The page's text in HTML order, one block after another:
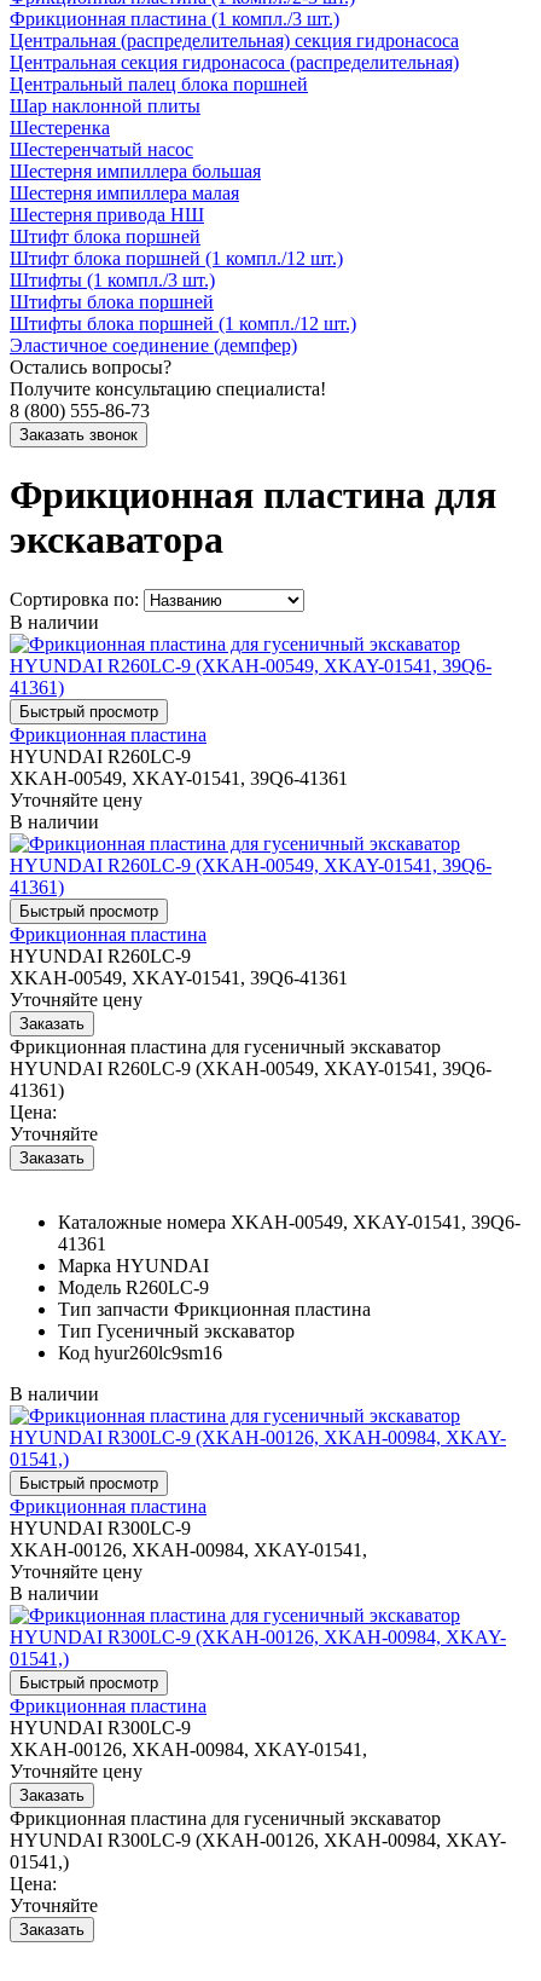
Фрикционная пластина (1 компл./3 шт.)
Центральная (распределительная) секция гидронасоса
Центральная секция гидронасоса (распределительная)
Центральный палец блока поршней
Шар наклонной плиты
Шестеренка
Шестеренчатый насос
Шестерня импиллера большая
Шестерня импиллера малая
Шестерня привода НШ
Штифт блока поршней
Штифт блока поршней (1 компл./12 шт.)
Штифты (1 компл./3 шт.)
Штифты блока поршней
Штифты блока поршней (1 компл./12 шт.)
Эластичное соединение (демпфер)
Остались вопросы?
Получите консультацию специалиста!
8 (800) 555-86-73
Фрикционная пластина для
экскаватора
Сортировка по:
В наличии
Фрикционная пластина
HYUNDAI R260LC-9
XKAH-00549, XKAY-01541, 39Q6-41361
Уточняйте цену
В наличии
Фрикционная пластина
HYUNDAI R260LC-9
XKAH-00549, XKAY-01541, 39Q6-41361
Уточняйте цену
Фрикционная пластина для гусеничный экскаватор
HYUNDAI R260LC-9 (XKAH-00549, XKAY-01541, 39Q6-
41361)
Цена:
Уточняйте
Каталожные номера XKAH-00549, XKAY-01541, 39Q6-
41361
Марка HYUNDAI
Модель R260LC-9
Тип запчасти Фрикционная пластина
Тип Гусеничный экскаватор
Код hyur260lc9sm16
В наличии
Фрикционная пластина
HYUNDAI R300LC-9
XKAH-00126, XKAH-00984, XKAY-01541,
Уточняйте цену
В наличии
Фрикционная пластина
HYUNDAI R300LC-9
XKAH-00126, XKAH-00984, XKAY-01541,
Уточняйте цену
Фрикционная пластина для гусеничный экскаватор
HYUNDAI R300LC-9 (XKAH-00126, XKAH-00984, XKAY-
01541,)
Цена:
Уточняйте